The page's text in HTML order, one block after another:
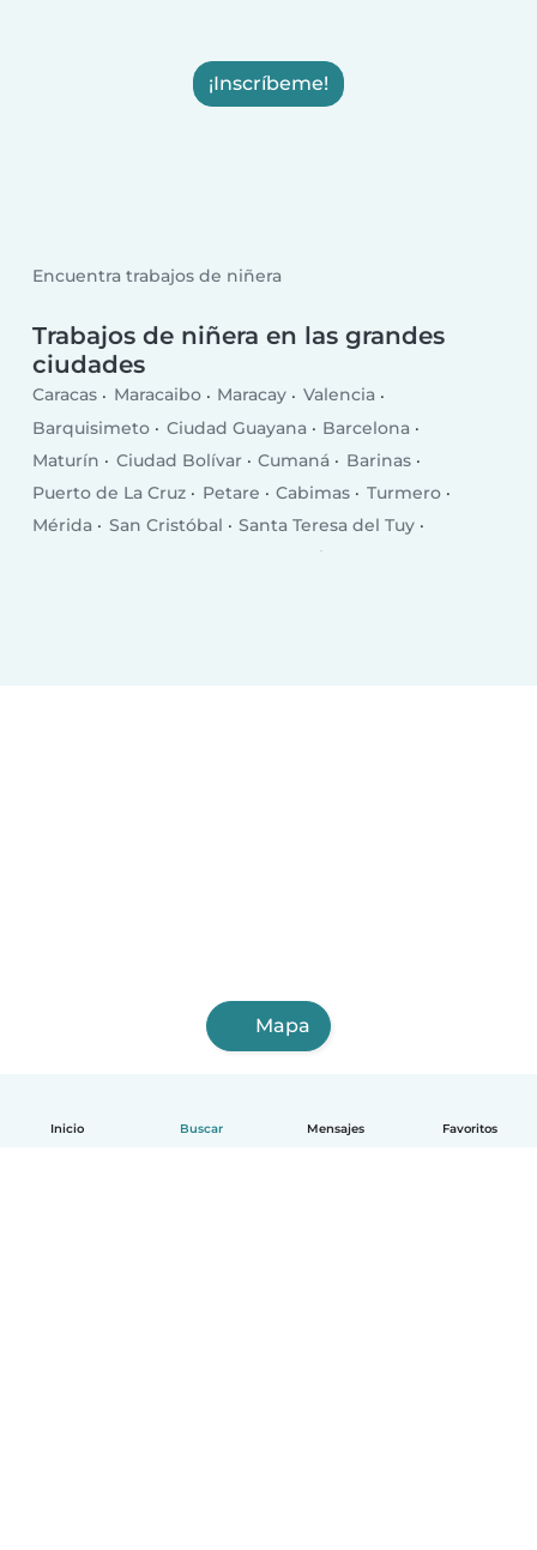
Inicio Buscar Mensajes Favoritos
¡Inscríbeme!
Encuentra trabajos de niñera
Trabajos de niñera en las grandes
ciudades
Caracas Maracaibo Maracay
Valencia
Barquisimeto
Ciudad Guayana
Barcelona
Maturín
Ciudad Bolívar Cumaná
Barinas
Puerto de La Cruz
Petare Cabimas
Turmero
Mérida
San Cristóbal
Santa Teresa del Tuy
Valera
Mapa